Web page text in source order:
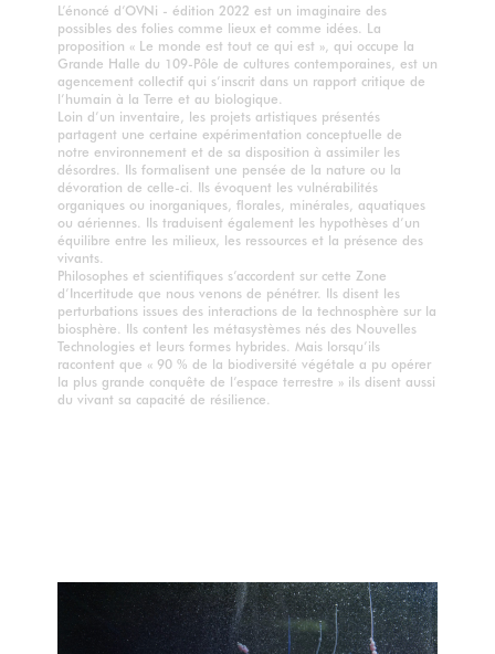
L’énoncé d’OVNi - édition 2022 est un imaginaire des
possibles des folies comme lieux et comme idées. La
proposition « Le monde est tout ce qui est », qui occupe la
Grande Halle du 109-Pôle de cultures contemporaines, est un
agencement collectif qui s’inscrit dans un rapport critique de
l’humain à la Terre et au biologique.
Loin d’un inventaire, les projets artistiques présentés
partagent une certaine expérimentation conceptuelle de
notre environnement et de sa disposition à assimiler les
désordres. Ils formalisent une pensée de la nature ou la
dévoration de celle-ci. Ils évoquent les vulnérabilités
organiques ou inorganiques, florales, minérales, aquatiques
ou aériennes. Ils traduisent également les hypothèses d’un
équilibre entre les milieux, les ressources et la présence des
vivants.
Philosophes et scientifiques s’accordent sur cette Zone
d’Incertitude que nous venons de pénétrer. Ils disent les
perturbations issues des interactions de la technosphère sur la
biosphère. Ils content les métasystèmes nés des Nouvelles
Technologies et leurs formes hybrides. Mais lorsqu’ils
racontent que « 90 % de la biodiversité végétale a pu opérer
la plus grande conquête de l’espace terrestre » ils disent aussi
du vivant sa capacité de résilience.